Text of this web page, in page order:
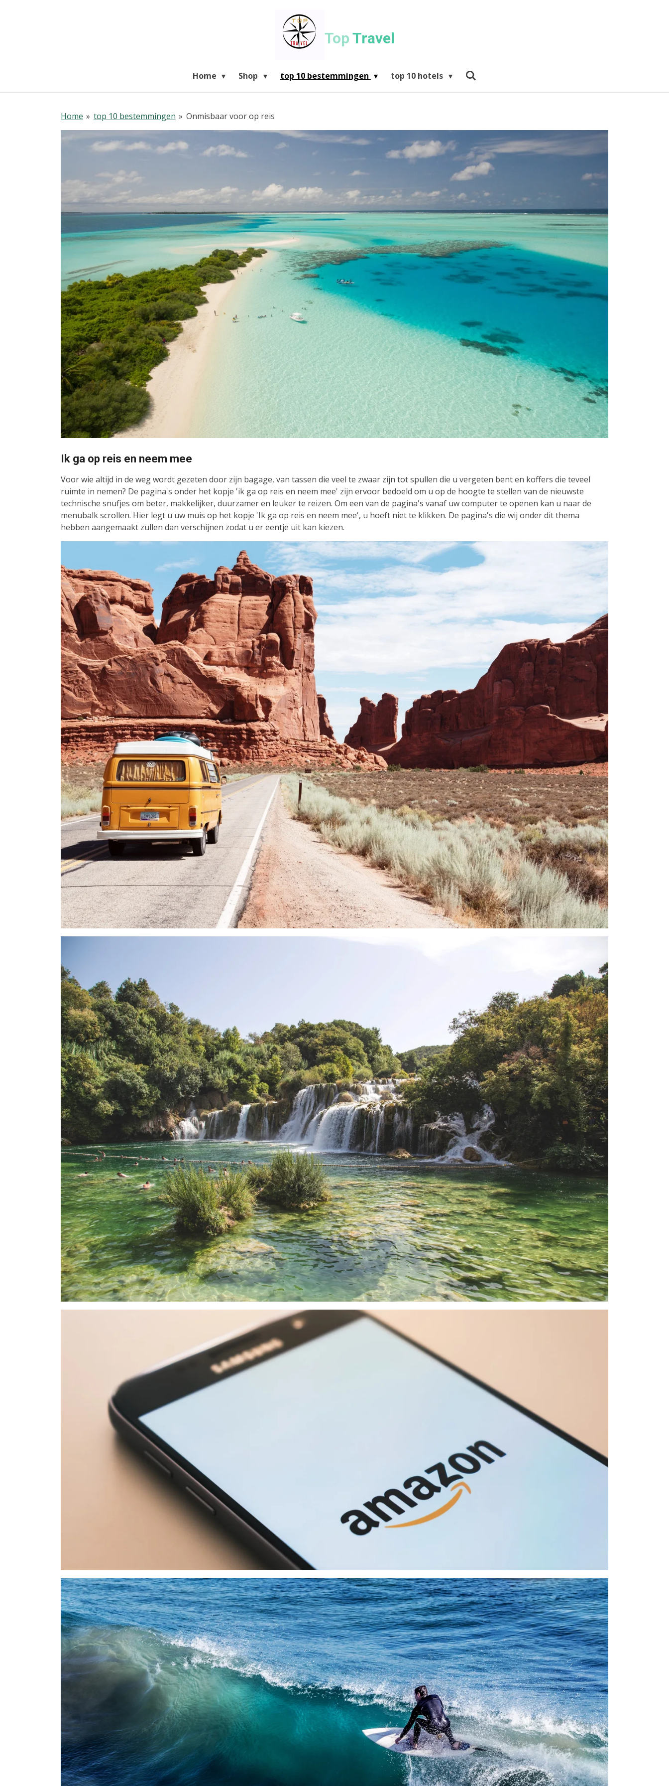
Top Travel
Home Shop top 10 bestemmingen top 10 hotels
Home » top 10 bestemmingen » Onmisbaar voor op reis
Ik ga op reis en neem mee
Voor wie altijd in de weg wordt gezeten door zijn bagage, van tassen die veel te zwaar zijn tot spullen die u vergeten bent en koffers die teveel
ruimte in nemen? De pagina's onder het kopje 'ik ga op reis en neem mee' zijn ervoor bedoeld om u op de hoogte te stellen van de nieuwste
technische snufjes om beter, makkelijker, duurzamer en leuker te reizen. Om een van de pagina's vanaf uw computer te openen kan u naar de
menubalk scrollen. Hier legt u uw muis op het kopje 'Ik ga op reis en neem mee', u hoeft niet te klikken. De pagina's die wij onder dit thema
hebben aangemaakt zullen dan verschijnen zodat u er eentje uit kan kiezen.